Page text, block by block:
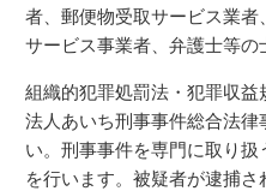
者、郵便物受取サービス業
サービス事業者、弁護士等の
組織的犯罪処罰法・犯罪収
法人あいち刑事事件総合法
い。刑事事件を専門に取り扱
を行います。被疑者が逮捕さ